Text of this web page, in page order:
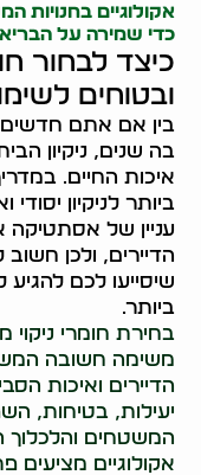
אקולוגיים בחנויות
כדי שמירה על
כיצד לבחור
ובטוחים
בין אם אתם חדשים
בה שנים, ניקיון
איכות החיים.
ביותר לניקיון
עניין של
הדיירים, ולכן
שיסייעו לכם
ביותר.
בחירת חומרי
משימה חשובה
הדיירים ואיכות
יעילות, בטיחות,
המשטחים והלכלוך
אקולוגיים מציעים